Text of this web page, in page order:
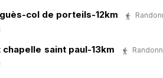
col de porteils-12km
chapelle saint paul-13km